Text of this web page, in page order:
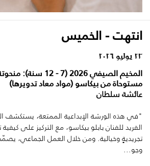
انتهت - الخميس
٢٣ يوليو ٢٠٢٦
المخيم الصيفي 2026 (7
مستوحاة من بيكاسو (مواد معاد تدويرها)
عائشة سلطان
"في هذه الورشة الإبداعية الممتعة، يستكشف
الفريد للفنان بابلو بيكاسو، مع التركيز على
تجريديةٍ وخيالية. ومن خلال العمل الجماعي،
وجو...